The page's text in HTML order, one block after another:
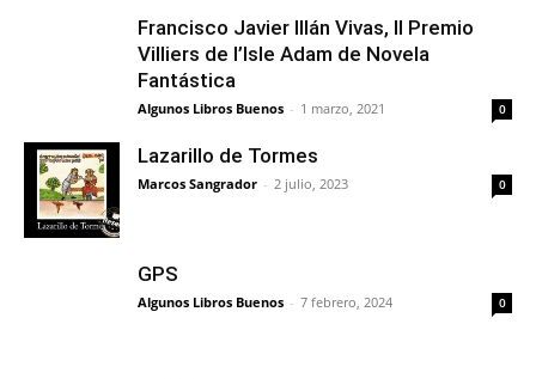
Francisco Javier Illán Vivas, II Premio
Villiers de l’Isle Adam de Novela
Fantástica
Algunos Libros Buenos - 1 marzo, 2021 0
Lazarillo de Tormes
Marcos Sangrador - 2 julio, 2023 0
GPS
Algunos Libros Buenos - 7 febrero, 2024 0